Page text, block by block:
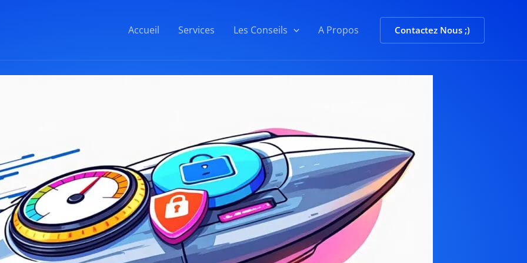
Accueil Services Les Conseils A Propos Contactez Nous ;)